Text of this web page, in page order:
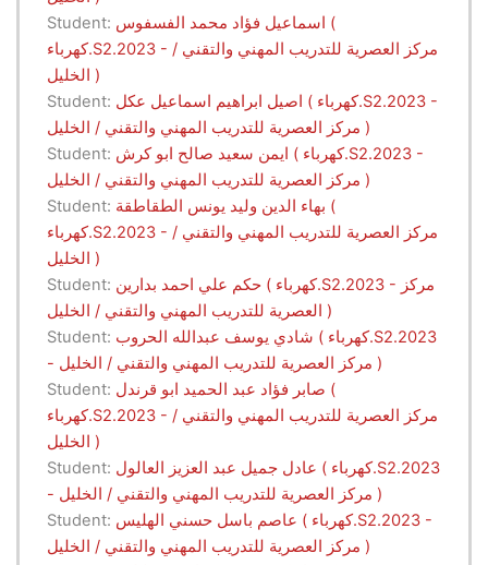
Student: اسماعيل فؤاد محمد الفسفوس (
كهرباء.S2.2023 - مركز العصرية للتدريب المهني والتقني /
الخليل )
Student: اصيل ابراهيم اسماعيل عكل ( كهرباء.S2.2023 -
مركز العصرية للتدريب المهني والتقني / الخليل )
Student: ايمن سعيد صالح ابو كرش ( كهرباء.S2.2023 -
مركز العصرية للتدريب المهني والتقني / الخليل )
Student: بهاء الدين وليد يونس الطقاطقة (
كهرباء.S2.2023 - مركز العصرية للتدريب المهني والتقني /
الخليل )
Student: حكم علي احمد بدارين ( كهرباء.S2.2023 - مركز
العصرية للتدريب المهني والتقني / الخليل )
Student: شادي يوسف عبدالله الحروب ( كهرباء.S2.2023
- مركز العصرية للتدريب المهني والتقني / الخليل )
Student: صابر فؤاد عبد الحميد ابو قرندل (
كهرباء.S2.2023 - مركز العصرية للتدريب المهني والتقني /
الخليل )
Student: عادل جميل عبد العزيز العالول ( كهرباء.S2.2023
- مركز العصرية للتدريب المهني والتقني / الخليل )
Student: عاصم باسل حسني الهليس ( كهرباء.S2.2023 -
مركز العصرية للتدريب المهني والتقني / الخليل )